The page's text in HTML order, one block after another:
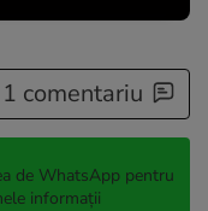
1 comentariu
de WhatsApp pentru
informații